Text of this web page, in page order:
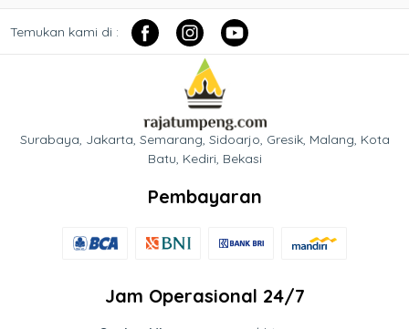
Temukan kami di :
Surabaya, Jakarta, Semarang, Sidoarjo, Gresik, Malang, Kota
Batu, Kediri, Bekasi
Pembayaran
Jam Operasional 24/7